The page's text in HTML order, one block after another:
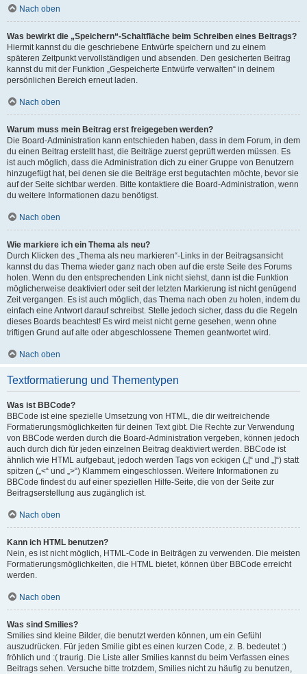
Nach oben
Was bewirkt die „Speichern“-Schaltfläche beim Schreiben eines Beitrags?
Hiermit kannst du die geschriebene Entwürfe speichern und zu einem
späteren Zeitpunkt vervollständigen und absenden. Den gesicherten Beitrag
kannst du mit der Funktion „Gespeicherte Entwürfe verwalten“ in deinem
persönlichen Bereich erneut laden.
Nach oben
Warum muss mein Beitrag erst freigegeben werden?
Die Board-Administration kann entschieden haben, dass in dem Forum, in dem
du einen Beitrag erstellt hast, die Beiträge zuerst geprüft werden müssen. Es
ist auch möglich, dass die Administration dich zu einer Gruppe von Benutzern
hinzugefügt hat, bei denen sie die Beiträge erst begutachten möchte, bevor sie
auf der Seite sichtbar werden. Bitte kontaktiere die Board-Administration, wenn
du weitere Informationen dazu benötigst.
Nach oben
Wie markiere ich ein Thema als neu?
Durch Klicken des „Thema als neu markieren“-Links in der Beitragsansicht
kannst du das Thema wieder ganz nach oben auf die erste Seite des Forums
holen. Wenn du den entsprechenden Link nicht siehst, dann ist die Funktion
möglicherweise deaktiviert oder seit der letzten Markierung ist nicht genügend
Zeit vergangen. Es ist auch möglich, das Thema nach oben zu holen, indem du
einfach eine Antwort darauf schreibst. Stelle jedoch sicher, dass du die Regeln
dieses Boards beachtest! Es wird meist nicht gerne gesehen, wenn ohne
triftigen Grund auf alte oder abgeschlossene Themen geantwortet wird.
Nach oben
Textformatierung und Thementypen
Was ist BBCode?
BBCode ist eine spezielle Umsetzung von HTML, die dir weitreichende
Formatierungsmöglichkeiten für deinen Text gibt. Die Rechte zur Verwendung
von BBCode werden durch die Board-Administration vergeben, können jedoch
auch durch dich für jeden einzelnen Beitrag deaktiviert werden. BBCode ist
ähnlich wie HTML aufgebaut, jedoch werden Tags von eckigen („[“ und „]“) statt
spitzen („<“ und „>“) Klammern eingeschlossen. Weitere Informationen zu
BBCode findest du auf einer speziellen Hilfe-Seite, die von der Seite zur
Beitragserstellung aus zugänglich ist.
Nach oben
Kann ich HTML benutzen?
Nein, es ist nicht möglich, HTML-Code in Beiträgen zu verwenden. Die meisten
Formatierungsmöglichkeiten, die HTML bietet, können über BBCode erreicht
werden.
Nach oben
Was sind Smilies?
Smilies sind kleine Bilder, die benutzt werden können, um ein Gefühl
auszudrücken. Für jeden Smilie gibt es einen kurzen Code, z. B. bedeutet :)
fröhlich und :( traurig. Die Liste aller Smilies kannst du beim Verfassen eines
Beitrags sehen. Versuche bitte trotzdem, Smilies nicht zu häufig zu benutzen,